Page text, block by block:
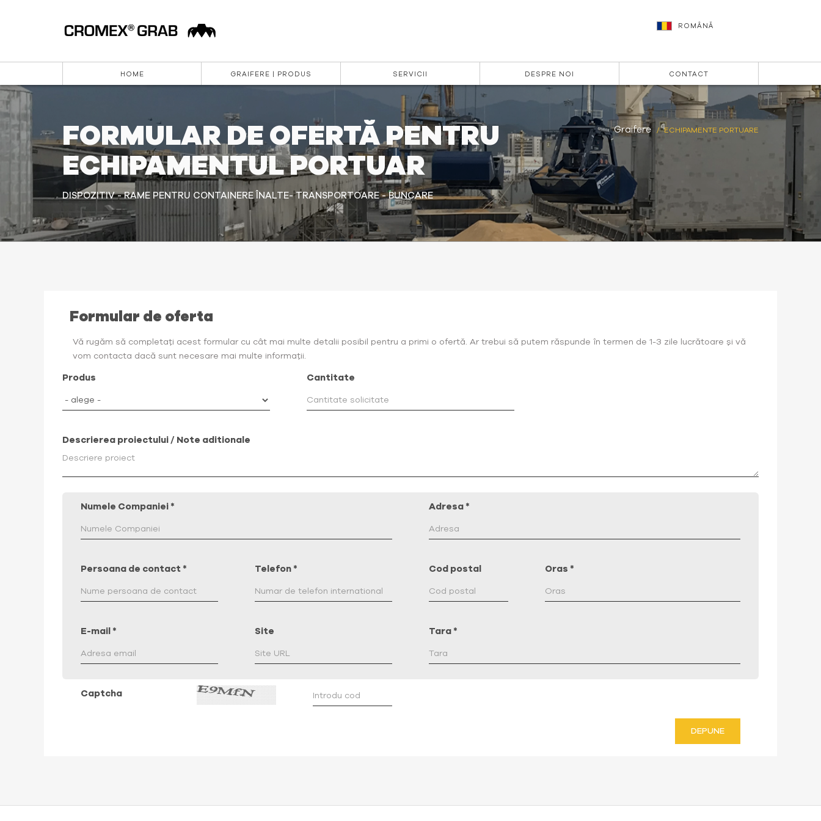
HOME GRAIFERE | PRODUS SERVICII DESPRE NOI CONTACT
ROMÂNĂ
FORMULAR DE OFERTĂ PENTRU
ECHIPAMENTUL PORTUAR
DISPOZITIV - RAME PENTRU CONTAINERE ÎNALTE- TRANSPORTOARE - BUNCARE
Graifere ECHIPAMENTE PORTUARE
Formular de oferta
Vă rugăm să completați acest formular cu cât mai multe detalii posibil pentru a primi o ofertă. Ar trebui să putem răspunde în termen de 1-3 zile lucrătoare și vă
vom contacta dacă sunt necesare mai multe informații.
Produs Cantitate
Descrierea proiectului / Note aditionale
Numele Companiei * Adresa *
Persoana de contact * Telefon * Cod postal Oras *
E-mail * Site Tara *
Captcha
DEPUNE